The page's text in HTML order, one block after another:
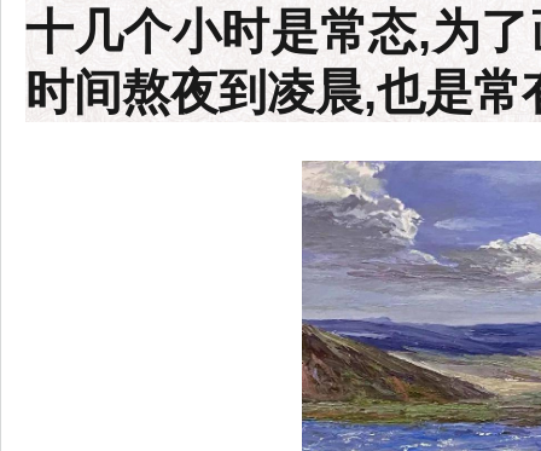
十几个小时是常态,为
时间熬夜到凌晨,也是常